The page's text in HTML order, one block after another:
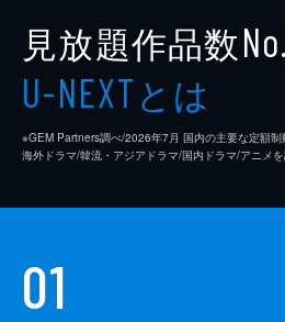
見放題作品数
U-NEXTとは
※GEM Partners調べ/2026年7⽉ 国内の主要な定額
海外ドラマ/韓流・アジアドラマ/国内ドラマ/アニメを
01